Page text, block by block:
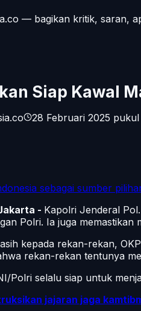
— bagikan kritik, saran,
Siap Kawal
28 Februari 2025 pukul
sebagai sumber
- Kapolri Jenderal
Polri. Ia juga memastikan
kepada rekan-rekan,
rekan-rekan tentunya
Polri selalu siap untuk
jajaran jaga